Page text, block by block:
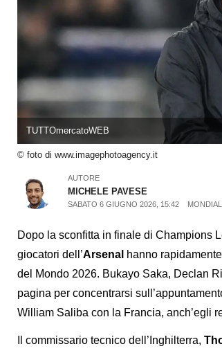
TUTTOmercatoWEB
© foto di www.imagephotoagency.it
AUTORE
MICHELE PAVESE
SABATO 6 GIUGNO 2026, 15:42
Dopo la sconfitta in finale di Champions
giocatori dell’Arsenal hanno
del Mondo 2026. Bukayo Saka, Declan
pagina per concentrarsi
William Saliba con la Francia, anch’egli
Il commissario tecnico dell’Inghilterra,